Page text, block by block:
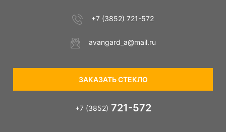
+7 (3852) 721-572
avangard_a@mail.ru
ЗАКАЗАТЬ СТЕКЛО
+7 (3852) 721-572